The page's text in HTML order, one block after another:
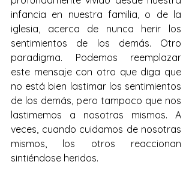
infancia en nuestra familia, o de la
iglesia, acerca de nunca herir los
sentimientos de los demás. Otro
paradigma. Podemos reemplazar
este mensaje con otro que diga que
no está bien lastimar los sentimientos
de los demás, pero tampoco que nos
lastimemos a nosotras mismos. A
veces, cuando cuidamos de nosotras
mismos, los otros reaccionan
sintiéndose heridos.